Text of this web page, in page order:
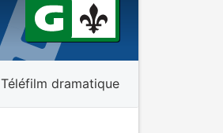
Téléfilm dramatique